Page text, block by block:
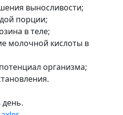
выносливости;
порции;
в теле;
молочной кислоты в
организма;